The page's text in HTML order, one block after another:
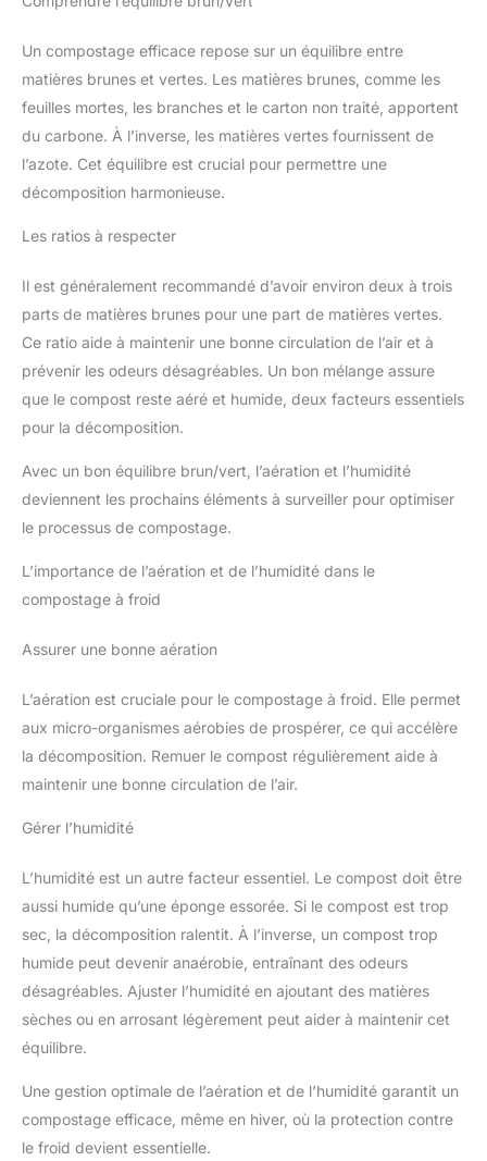
Un compostage efficace repose sur un équilibre entre
matières brunes et vertes. Les matières brunes, comme les
feuilles mortes, les branches et le carton non traité, apportent
du carbone. À l’inverse, les matières vertes fournissent de
l’azote. Cet équilibre est crucial pour permettre une
décomposition harmonieuse.
Les ratios à respecter
Il est généralement recommandé d’avoir environ deux à trois
parts de matières brunes pour une part de matières vertes.
Ce ratio aide à maintenir une bonne circulation de l’air et à
prévenir les odeurs désagréables. Un bon mélange assure
que le compost reste aéré et humide, deux facteurs essentiels
pour la décomposition.
Avec un bon équilibre brun/vert, l’aération et l’humidité
deviennent les prochains éléments à surveiller pour optimiser
le processus de compostage.
L’importance de l’aération et de l’humidité dans le
compostage à froid
Assurer une bonne aération
L’aération est cruciale pour le compostage à froid. Elle permet
aux micro-organismes aérobies de prospérer, ce qui accélère
la décomposition. Remuer le compost régulièrement aide à
maintenir une bonne circulation de l’air.
Gérer l’humidité
L’humidité est un autre facteur essentiel. Le compost doit être
aussi humide qu’une éponge essorée. Si le compost est trop
sec, la décomposition ralentit. À l’inverse, un compost trop
humide peut devenir anaérobie, entraînant des odeurs
désagréables. Ajuster l’humidité en ajoutant des matières
sèches ou en arrosant légèrement peut aider à maintenir cet
équilibre.
Une gestion optimale de l’aération et de l’humidité garantit un
compostage efficace, même en hiver, où la protection contre
le froid devient essentielle.